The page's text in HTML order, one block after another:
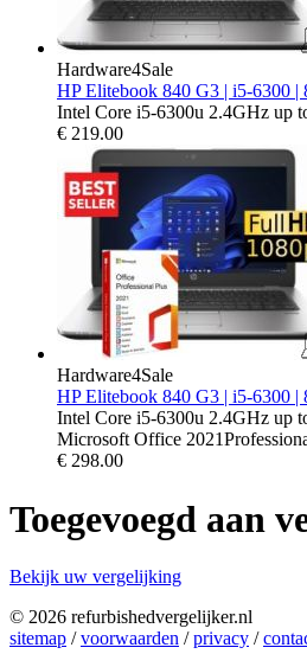
Hardware4Sale
HP Elitebook 840 G3 | i5-6300
Intel Core i5-6300u 2.4GHz up
€ 219.00
Hardware4Sale
HP Elitebook 840 G3 | i5-6300
Intel Core i5-6300u 2.4GHz up
Microsoft Office
€ 298.00
Toegevoegd aan
Bekijk uw vergelijking
© 2026 refurbishedvergelijker.nl
sitemap /voorwaarden /privacy /